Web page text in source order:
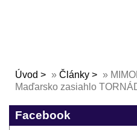
Úvod » Články »
Maďarsko zasiahlo
Facebook